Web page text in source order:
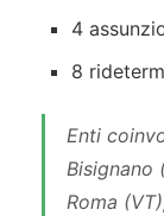
4
8
Enti
Bisignano
Roma